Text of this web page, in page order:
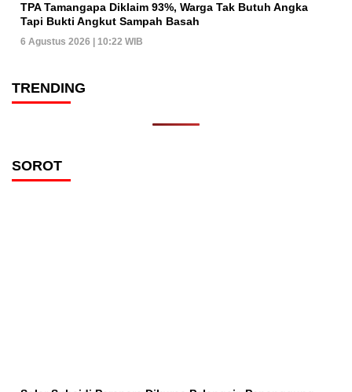
TPA Tamangapa Diklaim 93%, Warga Tak Butuh Angka
Tapi Bukti Angkut Sampah Basah
6 Agustus 2026 | 10:22 WIB
TRENDING
SOROT